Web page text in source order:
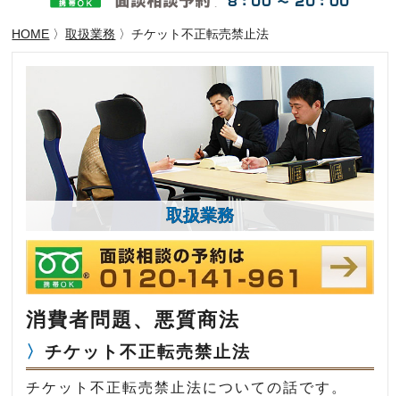
HOME 〉取扱業務 〉チケット不正転売禁止法
取扱業務
消費者問題、悪質商法
チケット不正転売禁止法
チケット不正転売禁止法についての話です。